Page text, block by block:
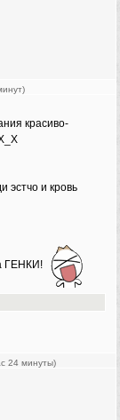
красиво-
эстчо и кровь
ГЕНКИ!
24 минуты)